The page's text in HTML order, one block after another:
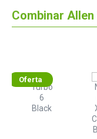
Combinar
Oferta